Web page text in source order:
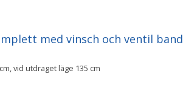
med vinsch och ventil band
vid utdraget läge 135 cm